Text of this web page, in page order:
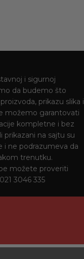
i sigurnoj
da budemo što
prikazu slika i
možemo garantovati
kompletne i bez
prikazani na sajtu su
i ne podrazumeva da
trenutku.
možete proveriti
3046 335